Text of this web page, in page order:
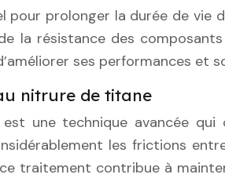
pour prolonger la durée de
la résistance des
ses performances et
nitrure de titane
une technique avancée qui
les frictions
traitement contribue à